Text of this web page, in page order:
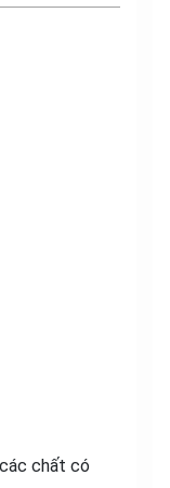
chất có